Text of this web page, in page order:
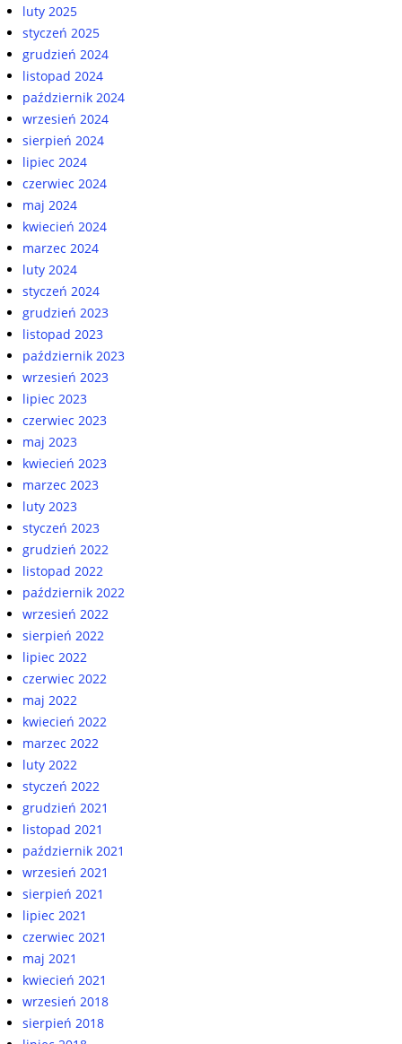
luty 2025
styczeń 2025
grudzień 2024
listopad 2024
październik 2024
wrzesień 2024
sierpień 2024
lipiec 2024
czerwiec 2024
maj 2024
kwiecień 2024
marzec 2024
luty 2024
styczeń 2024
grudzień 2023
listopad 2023
październik 2023
wrzesień 2023
lipiec 2023
czerwiec 2023
maj 2023
kwiecień 2023
marzec 2023
luty 2023
styczeń 2023
grudzień 2022
listopad 2022
październik 2022
wrzesień 2022
sierpień 2022
lipiec 2022
czerwiec 2022
maj 2022
kwiecień 2022
marzec 2022
luty 2022
styczeń 2022
grudzień 2021
listopad 2021
październik 2021
wrzesień 2021
sierpień 2021
lipiec 2021
czerwiec 2021
maj 2021
kwiecień 2021
wrzesień 2018
sierpień 2018